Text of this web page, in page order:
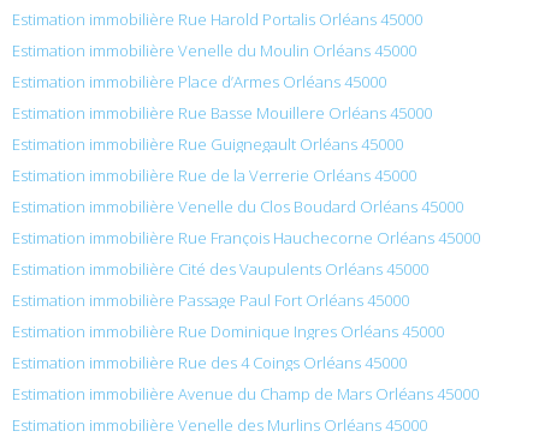
Estimation immobilière Rue Harold Portalis Orléans 45000
Estimation immobilière Venelle du Moulin Orléans 45000
Estimation immobilière Place d’Armes Orléans 45000
Estimation immobilière Rue Basse Mouillere Orléans 45000
Estimation immobilière Rue Guignegault Orléans 45000
Estimation immobilière Rue de la Verrerie Orléans 45000
Estimation immobilière Venelle du Clos Boudard Orléans 45000
Estimation immobilière Rue François Hauchecorne Orléans 45000
Estimation immobilière Cité des Vaupulents Orléans 45000
Estimation immobilière Passage Paul Fort Orléans 45000
Estimation immobilière Rue Dominique Ingres Orléans 45000
Estimation immobilière Rue des 4 Coings Orléans 45000
Estimation immobilière Avenue du Champ de Mars Orléans 45000
Estimation immobilière Venelle des Murlins Orléans 45000